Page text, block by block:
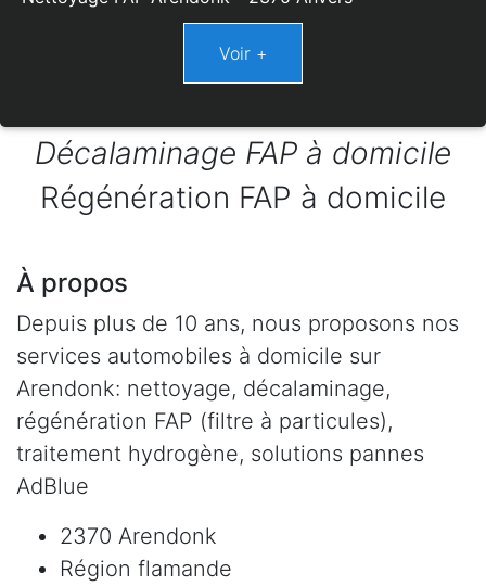
Décalaminage FAP à domicile
Régénération FAP à domicile
À propos
Depuis plus de 10 ans, nous proposons nos
services automobiles à domicile sur
Arendonk: nettoyage, décalaminage,
régénération FAP (filtre à particules),
traitement hydrogène, solutions pannes
AdBlue
2370 Arendonk
Région flamande